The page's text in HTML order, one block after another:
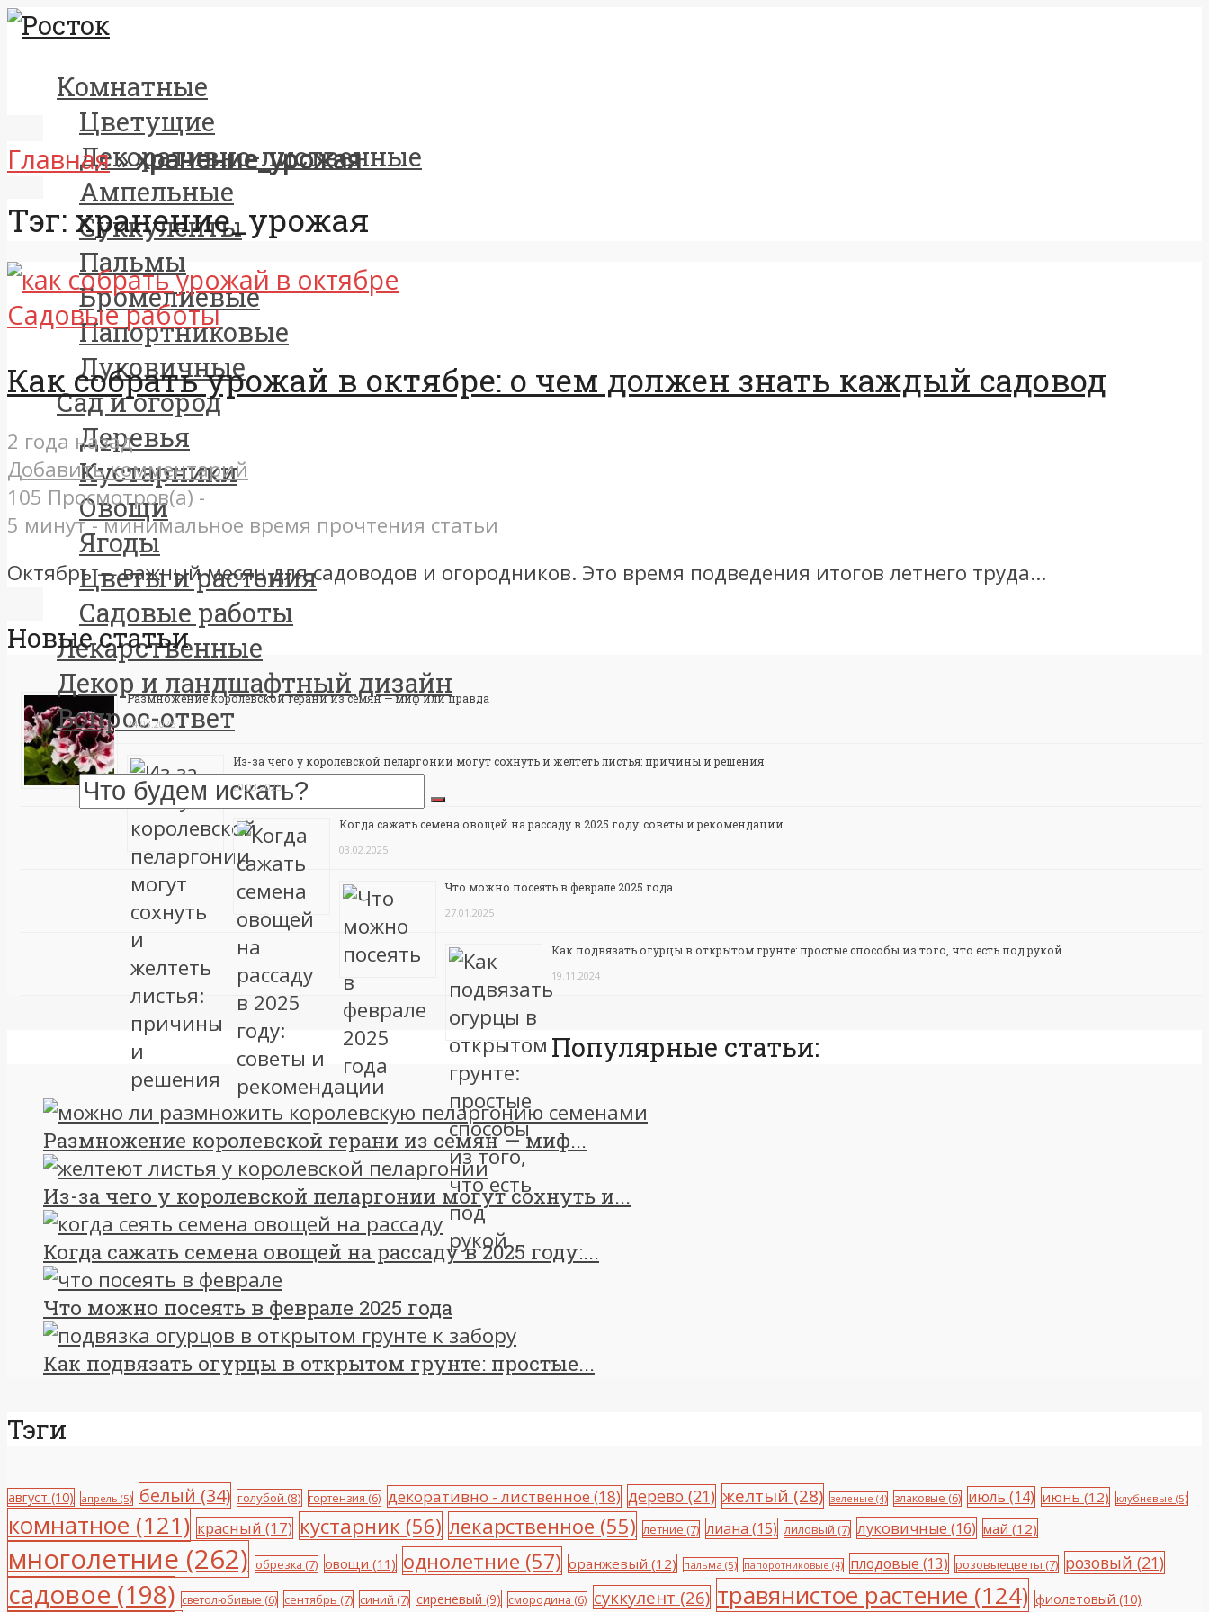
Комнатные
Цветущие
Декоративно-лиственные
Ампельные
Суккуленты
Пальмы
Бромелиевые
Папортниковые
Луковичные
Сад и огород
Деревья
Кустарники
Овощи
Ягоды
Цветы и растения
Садовые работы
Лекарственные
Декор и ландшафтный дизайн
Вопрос-ответ
Главная»хранение_урожая
Тэг: хранение_урожая
Садовые работы
Как собрать урожай в октябре: о чем должен знать каждый садовод
2 года назад
Добавить комментарий
105 Просмотров(а) -
5 минут - минимальное время прочтения статьи
Октябрь — важный месяц для садоводов и огородников. Это время подведения итогов летнего труда...
Новые статьи
Размножение королевской герани из семян — миф или правда
24.03.2025
Из-за чего у королевской пеларгонии могут сохнуть и желтеть листья: причины и решения
20.03.2025
Когда сажать семена овощей на рассаду в 2025 году: советы и рекомендации
03.02.2025
Что можно посеять в феврале 2025 года
27.01.2025
Как подвязать огурцы в открытом грунте: простые способы из того, что есть под рукой
19.11.2024
Популярные статьи:
Размножение королевской герани из семян — миф...
Из-за чего у королевской пеларгонии могут сохнуть и...
Когда сажать семена овощей на рассаду в 2025 году:...
Что можно посеять в феврале 2025 года
Как подвязать огурцы в открытом грунте: простые...
Тэги
август (10) апрель (5) белый (34) голубой (8) гортензия (6) декоративно - лиственное (18) дерево (21) желтый (28) зеленые (4) злаковые (6) июль (14) июнь (12) клубневые (5)
комнатное (121) красный (17) кустарник (56) лекарственное (55) летние (7) лиана (15) лиловый (7) луковичные (16) май (12)
многолетние (262) обрезка (7) овощи (11) однолетние (57) оранжевый (12) пальма (5) папоротниковые (4) плодовые (13) розовыецветы (7) розовый (21)
садовое (198) светолюбивые (6) сентябрь (7) синий (7) сиреневый (9) смородина (6) суккулент (26) травянистое растение (124) фиолетовый (10)